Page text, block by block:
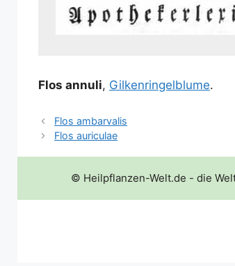
Flos annu­li, Gil­ken­rin­gel­blu­me.
Flos ambarvalis
Flos auriculae
© Heilpflanzen-Welt.de - die